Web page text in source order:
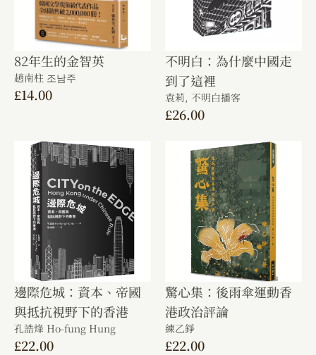
82年生的金智英
趙南柱 조남주
£14.00
不明白：為什麼中國走
到了這裡
袁莉, 不明白播客
£26.00
邊際危城：資本、帝國
與抵抗視野下的香港
孔誥烽 Ho-fung Hung
£22.00
驚心集：後雨傘運動香
港政治評論
練乙錚
£22.00